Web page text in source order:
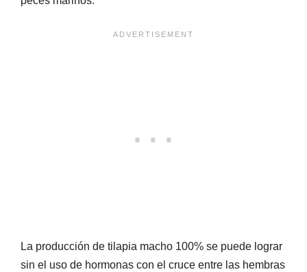
La producción de tilapia macho 100% se puede lograr
sin el uso de hormonas con el cruce entre las hembras